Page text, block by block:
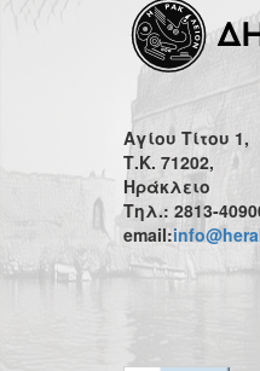
Αγίου Τίτου 1,
Τ.Κ. 71202,
Ηράκλειο
Τηλ.: 2813-
email: